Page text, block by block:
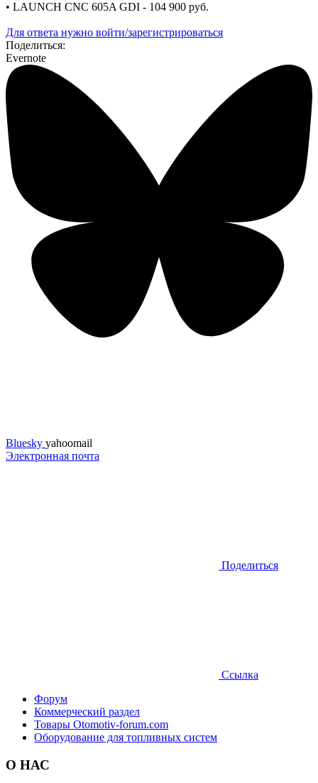
• LAUNCH CNC 605A GDI - 104 900 руб.
Для ответа нужно войти/зарегистрироваться
Поделиться:
Evernote
Bluesky yahoomail
Электронная почта
Поделиться
Ссылка
Форум
Коммерческий раздел
Товары Otomotiv-forum.com
Оборудование для топливных систем
О НАС